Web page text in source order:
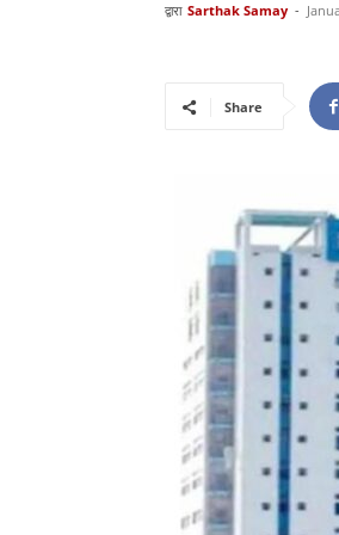
द्वारा Sarthak Samay -
Share